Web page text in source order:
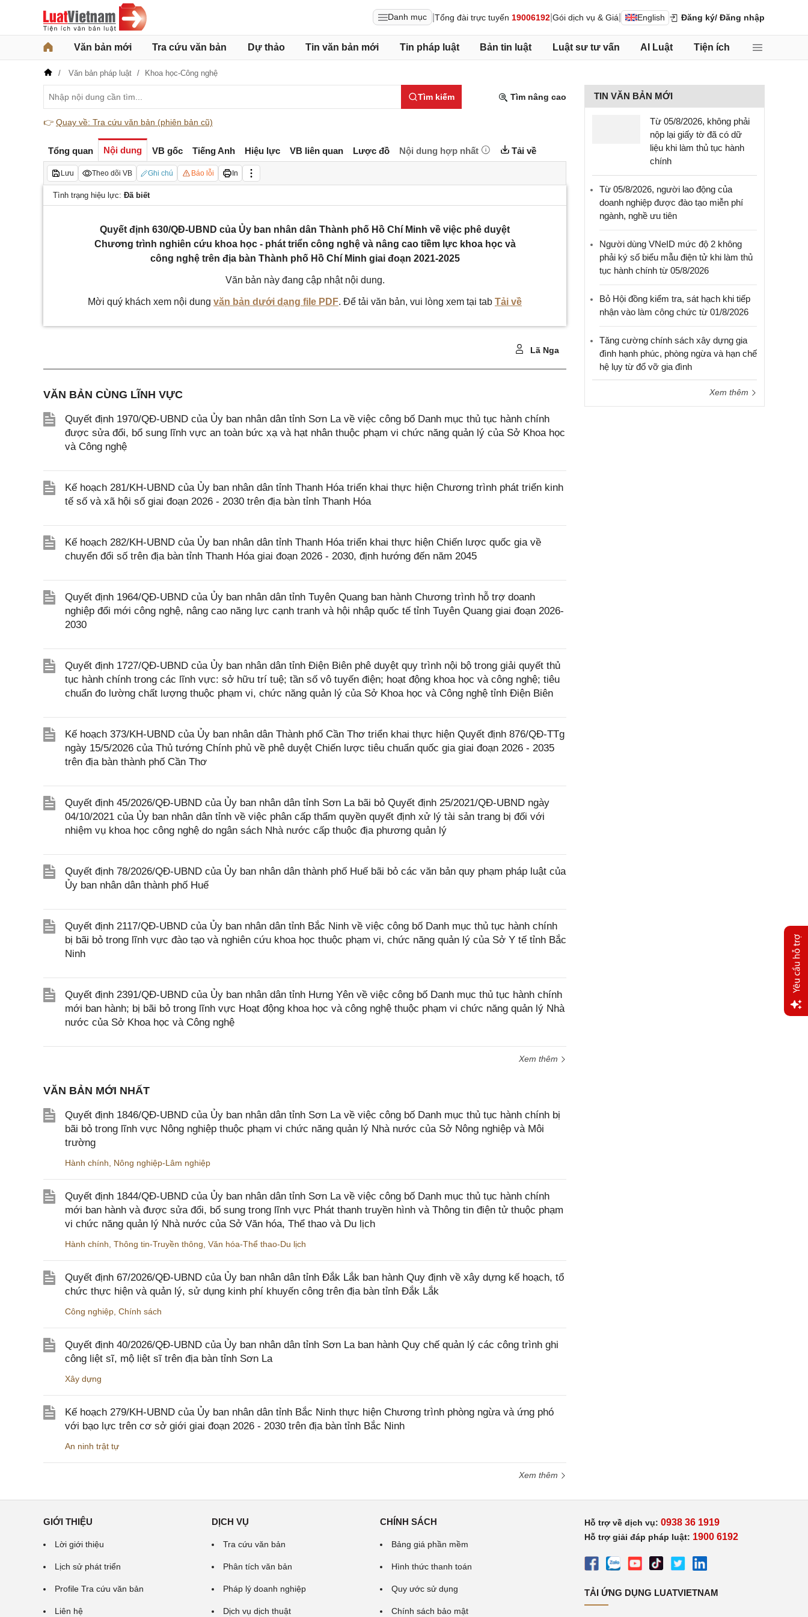
Danh mục Tổng đài trực tuyến 19006192 Gói dịch vụ & Giá English Đăng ký/ Đăng nhập
Văn bản mới Tra cứu văn bản Dự thảo Tin văn bản mới Tin pháp luật Bản tin luật Luật sư tư vấn AI Luật Tiện ích
Văn bản pháp luật Khoa học-Công nghệ
Tìm kiếm Tìm nâng cao
👉 Quay về: Tra cứu văn bản (phiên bản cũ)
Tổng quan Nội dung VB gốc Tiếng Anh Hiệu lực VB liên quan Lược đồ Nội dung hợp nhất Tải về
Lưu Theo dõi VB Ghi chú Báo lỗi In
Tình trạng hiệu lực: Đã biết
Quyết định 630/QĐ-UBND của Ủy ban nhân dân Thành phố Hồ Chí Minh về việc phê duyệt
Chương trình nghiên cứu khoa học - phát triển công nghệ và nâng cao tiềm lực khoa học và
công nghệ trên địa bàn Thành phố Hồ Chí Minh giai đoạn 2021-2025
Văn bản này đang cập nhật nội dung.
Mời quý khách xem nội dung văn bản dưới dạng file PDF. Để tải văn bản, vui lòng xem tại tab Tải về
Lã Nga
VĂN BẢN CÙNG LĨNH VỰC
Quyết định 1970/QĐ-UBND của Ủy ban nhân dân tỉnh Sơn La về việc công bố Danh mục thủ tục hành chính
được sửa đổi, bổ sung lĩnh vực an toàn bức xạ và hạt nhân thuộc phạm vi chức năng quản lý của Sở Khoa học
và Công nghệ
Kế hoạch 281/KH-UBND của Ủy ban nhân dân tỉnh Thanh Hóa triển khai thực hiện Chương trình phát triển kinh
tế số và xã hội số giai đoạn 2026 - 2030 trên địa bàn tỉnh Thanh Hóa
Kế hoạch 282/KH-UBND của Ủy ban nhân dân tỉnh Thanh Hóa triển khai thực hiện Chiến lược quốc gia về
chuyển đổi số trên địa bàn tỉnh Thanh Hóa giai đoạn 2026 - 2030, định hướng đến năm 2045
Quyết định 1964/QĐ-UBND của Ủy ban nhân dân tỉnh Tuyên Quang ban hành Chương trình hỗ trợ doanh
nghiệp đổi mới công nghệ, nâng cao năng lực cạnh tranh và hội nhập quốc tế tỉnh Tuyên Quang giai đoạn 2026-
2030
Quyết định 1727/QĐ-UBND của Ủy ban nhân dân tỉnh Điện Biên phê duyệt quy trình nội bộ trong giải quyết thủ
tục hành chính trong các lĩnh vực: sở hữu trí tuệ; tần số vô tuyến điện; hoạt động khoa học và công nghệ; tiêu
chuẩn đo lường chất lượng thuộc phạm vi, chức năng quản lý của Sở Khoa học và Công nghệ tỉnh Điện Biên
Kế hoạch 373/KH-UBND của Ủy ban nhân dân Thành phố Cần Thơ triển khai thực hiện Quyết định 876/QĐ-TTg
ngày 15/5/2026 của Thủ tướng Chính phủ về phê duyệt Chiến lược tiêu chuẩn quốc gia giai đoạn 2026 - 2035
trên địa bàn thành phố Cần Thơ
Quyết định 45/2026/QĐ-UBND của Ủy ban nhân dân tỉnh Sơn La bãi bỏ Quyết định 25/2021/QĐ-UBND ngày
04/10/2021 của Ủy ban nhân dân tỉnh về việc phân cấp thẩm quyền quyết định xử lý tài sản trang bị đối với
nhiệm vụ khoa học công nghệ do ngân sách Nhà nước cấp thuộc địa phương quản lý
Quyết định 78/2026/QÐ-UBND của Ủy ban nhân dân thành phố Huế bãi bỏ các văn bản quy phạm pháp luật của
Ủy ban nhân dân thành phố Huế
Quyết định 2117/QĐ-UBND của Ủy ban nhân dân tỉnh Bắc Ninh về việc công bố Danh mục thủ tục hành chính
bị bãi bỏ trong lĩnh vực đào tạo và nghiên cứu khoa học thuộc phạm vi, chức năng quản lý của Sở Y tế tỉnh Bắc
Ninh
Quyết định 2391/QĐ-UBND của Ủy ban nhân dân tỉnh Hưng Yên về việc công bố Danh mục thủ tục hành chính
mới ban hành; bị bãi bỏ trong lĩnh vực Hoạt động khoa học và công nghệ thuộc phạm vi chức năng quản lý Nhà
nước của Sở Khoa học và Công nghệ
Xem thêm
VĂN BẢN MỚI NHẤT
Quyết định 1846/QĐ-UBND của Ủy ban nhân dân tỉnh Sơn La về việc công bố Danh mục thủ tục hành chính bị
bãi bỏ trong lĩnh vực Nông nghiệp thuộc phạm vi chức năng quản lý Nhà nước của Sở Nông nghiệp và Môi
trường
Hành chính Nông nghiệp-Lâm nghiệp
Quyết định 1844/QĐ-UBND của Ủy ban nhân dân tỉnh Sơn La về việc công bố Danh mục thủ tục hành chính
mới ban hành và được sửa đổi, bổ sung trong lĩnh vực Phát thanh truyền hình và Thông tin điện tử thuộc phạm
vi chức năng quản lý Nhà nước của Sở Văn hóa, Thể thao và Du lịch
Hành chính Thông tin-Truyền thông Văn hóa-Thể thao-Du lịch
Quyết định 67/2026/QĐ-UBND của Ủy ban nhân dân tỉnh Đắk Lắk ban hành Quy định về xây dựng kế hoạch, tổ
chức thực hiện và quản lý, sử dụng kinh phí khuyến công trên địa bàn tỉnh Đắk Lắk
Công nghiệp Chính sách
Quyết định 40/2026/QĐ-UBND của Ủy ban nhân dân tỉnh Sơn La ban hành Quy chế quản lý các công trình ghi
công liệt sĩ, mộ liệt sĩ trên địa bàn tỉnh Sơn La
Xây dựng
Kế hoạch 279/KH-UBND của Ủy ban nhân dân tỉnh Bắc Ninh thực hiện Chương trình phòng ngừa và ứng phó
với bạo lực trên cơ sở giới giai đoạn 2026 - 2030 trên địa bàn tỉnh Bắc Ninh
An ninh trật tự
Xem thêm
TIN VĂN BẢN MỚI
Từ 05/8/2026, không phải
nộp lại giấy tờ đã có dữ
liệu khi làm thủ tục hành
chính
Từ 05/8/2026, người lao động của
doanh nghiệp được đào tạo miễn phí
ngành, nghề ưu tiên
Người dùng VNeID mức độ 2 không
phải ký số biểu mẫu điện tử khi làm thủ
tục hành chính từ 05/8/2026
Bỏ Hội đồng kiểm tra, sát hạch khi tiếp
nhận vào làm công chức từ 01/8/2026
Tăng cường chính sách xây dựng gia
đình hạnh phúc, phòng ngừa và hạn chế
hệ lụy từ đổ vỡ gia đình
Xem thêm
GIỚI THIỆU
Lời giới thiệu
Lịch sử phát triển
Profile Tra cứu văn bản
Liên hệ
DỊCH VỤ
Tra cứu văn bản
Phân tích văn bản
Pháp lý doanh nghiệp
Dịch vụ dịch thuật
CHÍNH SÁCH
Bảng giá phần mềm
Hình thức thanh toán
Quy ước sử dụng
Chính sách bảo mật
Hỗ trợ về dịch vụ: 0938 36 1919
Hỗ trợ giải đáp pháp luật: 1900 6192
TẢI ỨNG DỤNG LUATVIETNAM